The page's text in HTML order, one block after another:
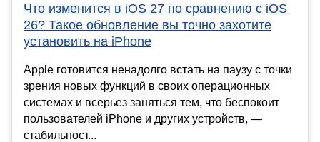
Что изменится в iOS 27 по сравнению с iOS
26? Такое обновление вы точно захотите
установить на iPhone
Apple готовится ненадолго встать на паузу с точки
зрения новых функций в своих операционных
системах и всерьез заняться тем, что беспокоит
пользователей iPhone и других устройств, —
стабильност...